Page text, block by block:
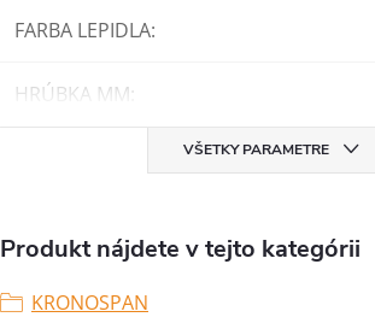
FARBA LEPIDLA:
HRÚBKA MM:
VŠETKY PARAMETRE
Produkt nájdete v tejto kategórii
KRONOSPAN